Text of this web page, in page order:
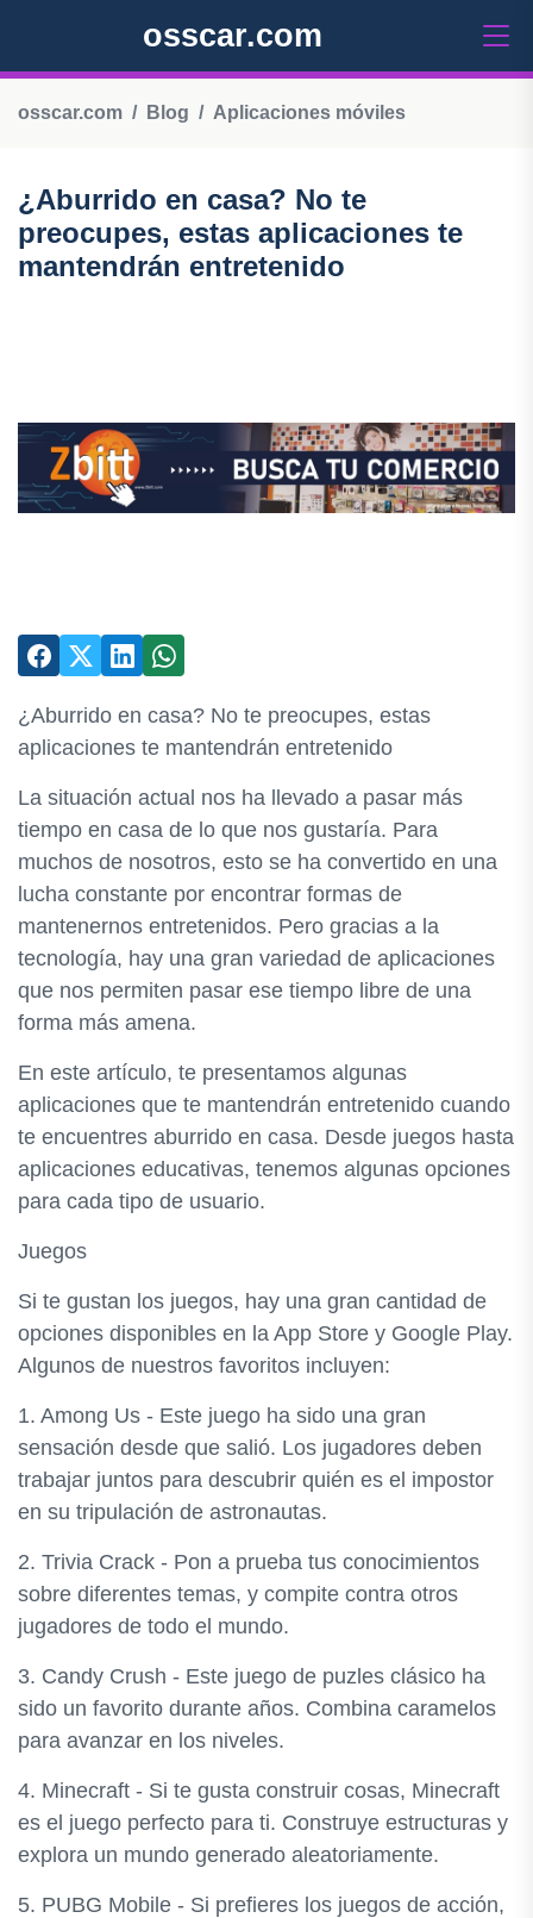
osscar.com
osscar.com Blog Aplicaciones móviles
¿Aburrido en casa? No te
preocupes, estas aplicaciones te
mantendrán entretenido
¿Aburrido en casa? No te preocupes, estas
aplicaciones te mantendrán entretenido
La situación actual nos ha llevado a pasar más
tiempo en casa de lo que nos gustaría. Para
muchos de nosotros, esto se ha convertido en una
lucha constante por encontrar formas de
mantenernos entretenidos. Pero gracias a la
tecnología, hay una gran variedad de aplicaciones
que nos permiten pasar ese tiempo libre de una
forma más amena.
En este artículo, te presentamos algunas
aplicaciones que te mantendrán entretenido cuando
te encuentres aburrido en casa. Desde juegos hasta
aplicaciones educativas, tenemos algunas opciones
para cada tipo de usuario.
Juegos
Si te gustan los juegos, hay una gran cantidad de
opciones disponibles en la App Store y Google Play.
Algunos de nuestros favoritos incluyen:
1. Among Us - Este juego ha sido una gran
sensación desde que salió. Los jugadores deben
trabajar juntos para descubrir quién es el impostor
en su tripulación de astronautas.
2. Trivia Crack - Pon a prueba tus conocimientos
sobre diferentes temas, y compite contra otros
jugadores de todo el mundo.
3. Candy Crush - Este juego de puzles clásico ha
sido un favorito durante años. Combina caramelos
para avanzar en los niveles.
4. Minecraft - Si te gusta construir cosas, Minecraft
es el juego perfecto para ti. Construye estructuras y
explora un mundo generado aleatoriamente.
5. PUBG Mobile - Si prefieres los juegos de acción,